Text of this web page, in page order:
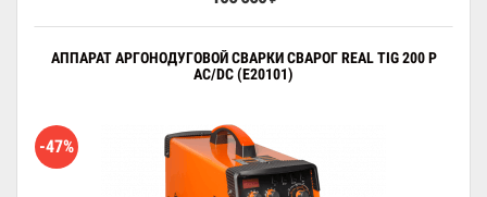
АППАРАТ АРГОНОДУГОВОЙ СВАРКИ СВАРОГ REAL TIG 200 P
AC/DC (E20101)
-47%